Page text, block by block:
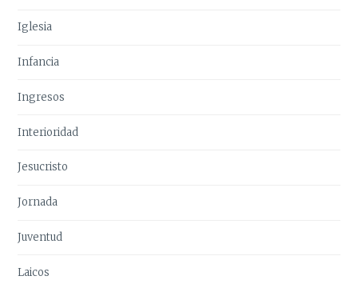
Iglesia
Infancia
Ingresos
Interioridad
Jesucristo
Jornada
Juventud
Laicos